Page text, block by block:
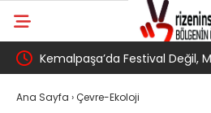
Kemalpaşa’da Festival Değil,
Buluşması
Ana Sayfa ›Çevre-Ekoloji